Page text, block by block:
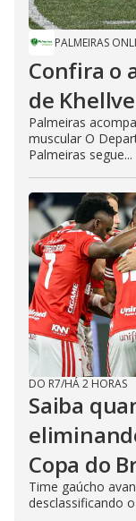
PALMEIRAS
Confira o
de
Palmeiras
muscular O
Palmeiras segue...
DO R7/HÁ 2 HORAS
Saiba
Copa do
Time gaúcho
desclassificando